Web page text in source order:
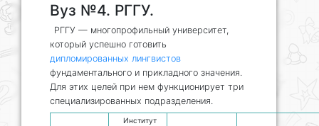
Вуз №4. РГГУ.
РГГУ — многопрофильный университет,
который успешно готовить
дипломированных лингвистов
фундаментального и прикладного значения.
Для этих целей при нем функционирует три
специализированных подразделения.
Институт